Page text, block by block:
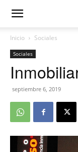
Inicio Sociales
Sociales
septiembre 6, 2019